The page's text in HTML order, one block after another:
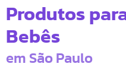
Produtos
Bebês
em São Paulo